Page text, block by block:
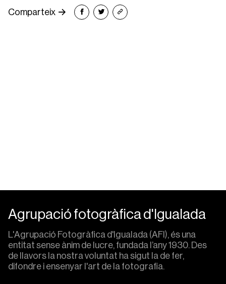
Comparteix
Agrupació fotogràfica d'Igualada
L'Agrupació Fotogràfica d'Igualada (AFI), és una
entitat sense ànim de lucre, fundada l’any 1930. Des
de llavors la nostra voluntat ha sigut la de fer,
difondre i ensenyar l'art de la fotografia.